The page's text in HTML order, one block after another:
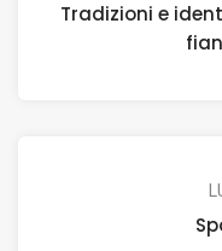
Tradizioni e